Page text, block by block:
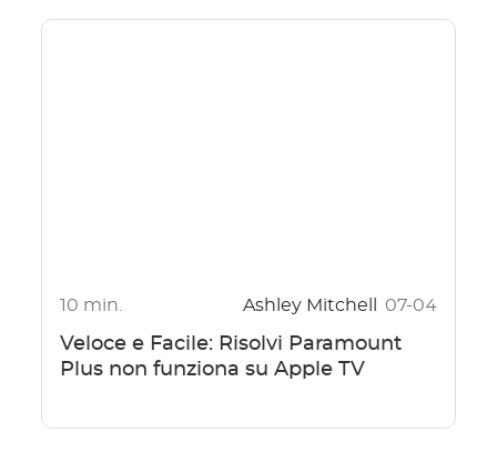
10 min. Ashley Mitchell 07-04
Veloce e Facile: Risolvi Paramount
Plus non funziona su Apple TV